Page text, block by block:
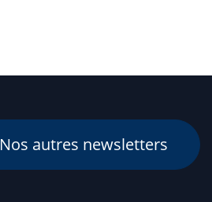
Nos autres newsletters